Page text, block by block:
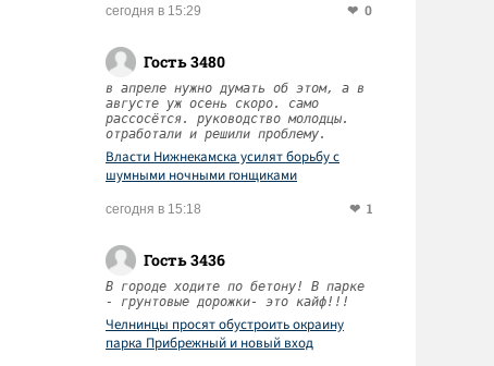
сегодня в 15:29 0
Гость 3480
в апреле нужно думать об этом, а в
августе уж осень скоро. само
рассосётся. руководство молодцы.
отработали и решили проблему.
Власти Нижнекамска усилят борьбу с
шумными ночными гонщиками
сегодня в 15:18 1
Гость 3436
В городе ходите по бетону! В парке
- грунтовые дорожки- это кайф!!!
Челнинцы просят обустроить окраину
парка Прибрежный и новый вход